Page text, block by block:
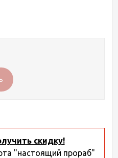
скидку!
"настоящий прораб"